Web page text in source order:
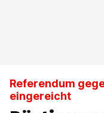
Referendum
eingereicht